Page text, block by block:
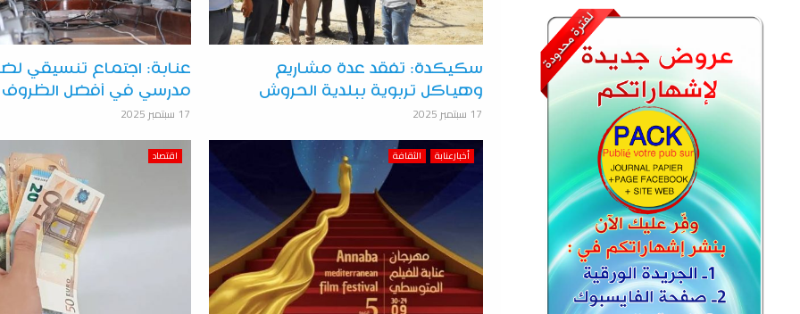
سكيكدة: تفقد عدة مشاريع
وهياكل تربوية ببلدية الحروش
17 سبتمبر 2025
عنابة: اجتماع تنسيقي
مدرسي في أفضل الظروف
17 سبتمبر 2025
أخبارعنابة الثقافة اقتصاد